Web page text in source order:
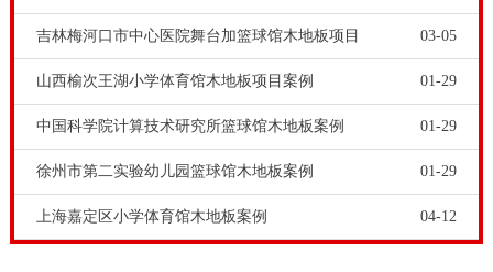
吉林梅河口市中心医院舞台加篮球馆木地板项目 03-05
山西榆次王湖小学体育馆木地板项目案例 01-29
中国科学院计算技术研究所篮球馆木地板案例 01-29
徐州市第二实验幼儿园篮球馆木地板案例 01-29
上海嘉定区小学体育馆木地板案例 04-12